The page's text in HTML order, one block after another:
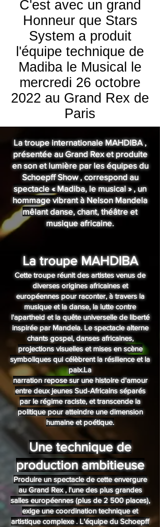
C'est avec un grand
Honneur que Stars
System a produit
l'équipe technique de
Madiba le Musical le
mercredi 26 octobre
2022 au Grand Rex de
Paris
La troupe internationale MAHDIBA ,
présentée au Grand Rex et produite
en son et lumière par les équipes du
Schoepff Show , correspond au
spectacle « Madiba, le musical » , un
hommage vibrant à Nelson Mandela
mêlant danse, chant, théâtre et
musique africaine.​
La troupe MAHDIBA
Cette troupe réunit des artistes venus de
diverses origines africaines et
européennes pour raconter, à travers la
musique et la danse, la lutte contre
l'apartheid et la quête universelle de liberté
inspirée par Mandela. Le spectacle alterne
chants gospel, danses africaines,
projections visuelles et mises en scène
symboliques qui célèbrent la résilience et la
paix.La
narration repose sur une histoire d'amour
entre deux jeunes Sud-Africains séparés
par le régime raciste, et transcende la
politique pour atteindre une dimension
humaine et poétique.
Une technique de
production ambitieuse
Produire un spectacle de cette envergure
au Grand Rex , l'une des plus grandes
salles européennes (plus de 2 500 places),
exige une coordination technique et
artistique complexe . L'équipe du Schoepff